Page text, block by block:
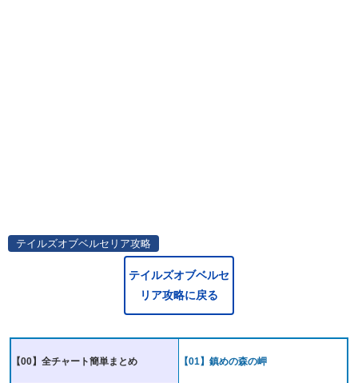
テイルズオブベルセリア攻略
テイルズオブベルセ
リア攻略に戻る
【00】全チャート簡単まとめ 【01】鎮めの森の岬